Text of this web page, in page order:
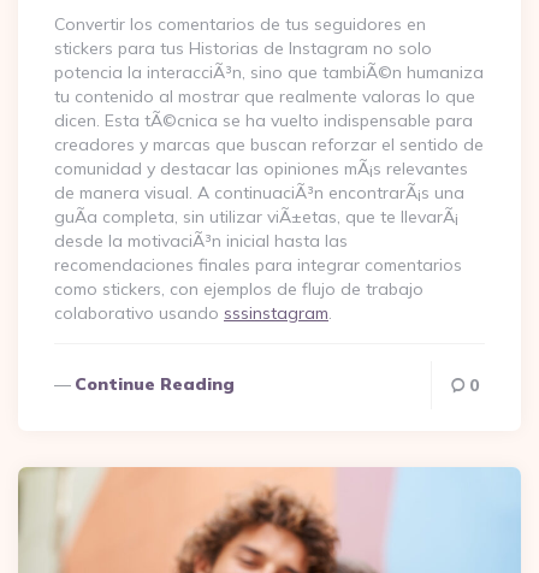
Convertir los comentarios de tus seguidores en
stickers para tus Historias de Instagram no solo
potencia la interacciÃ³n, sino que tambiÃ©n humaniza
tu contenido al mostrar que realmente valoras lo que
dicen. Esta tÃ©cnica se ha vuelto indispensable para
creadores y marcas que buscan reforzar el sentido de
comunidad y destacar las opiniones mÃ¡s relevantes
de manera visual. A continuaciÃ³n encontrarÃ¡s una
guÃ­a completa, sin utilizar viÃ±etas, que te llevarÃ¡
desde la motivaciÃ³n inicial hasta las
recomendaciones finales para integrar comentarios
como stickers, con ejemplos de flujo de trabajo
colaborativo usando sssinstagram.
Continue Reading 0